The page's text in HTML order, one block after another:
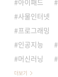
아이패드
사물인터넷
프로그래밍
인공지능
머신러닝
더보기